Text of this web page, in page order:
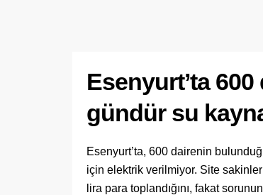
Esenyurt’ta
gündür su
Esenyurt’ta, 600 dairenin
için elektrik verilmiyor. Site
lira para toplandığını, fakat